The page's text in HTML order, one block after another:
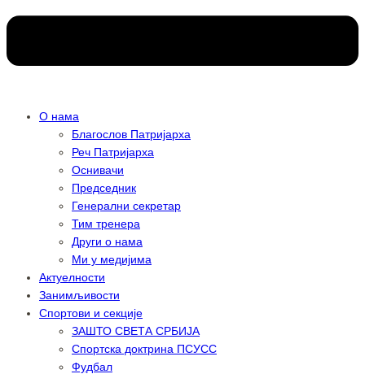
О нама
Благослов Патријарха
Реч Патријарха
Оснивачи
Председник
Генерални секретар
Тим тренера
Други о нама
Ми у медијима
Актуелности
Занимљивости
Спортови и секције
ЗАШТО СВЕТА СРБИЈА
Спортска доктрина ПСУСС
Фудбал